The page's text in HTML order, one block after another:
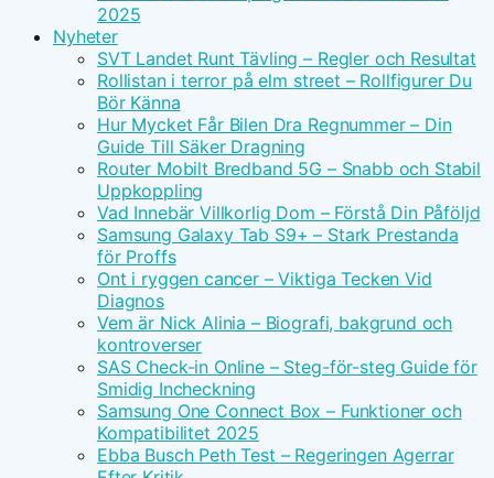
2025
Nyheter
SVT Landet Runt Tävling – Regler och Resultat
Rollistan i terror på elm street – Rollfigurer Du
Bör Känna
Hur Mycket Får Bilen Dra Regnummer – Din
Guide Till Säker Dragning
Router Mobilt Bredband 5G – Snabb och Stabil
Uppkoppling
Vad Innebär Villkorlig Dom – Förstå Din Påföljd
Samsung Galaxy Tab S9+ – Stark Prestanda
för Proffs
Ont i ryggen cancer – Viktiga Tecken Vid
Diagnos
Vem är Nick Alinia – Biografi, bakgrund och
kontroverser
SAS Check-in Online – Steg-för-steg Guide för
Smidig Incheckning
Samsung One Connect Box – Funktioner och
Kompatibilitet 2025
Ebba Busch Peth Test – Regeringen Agerrar